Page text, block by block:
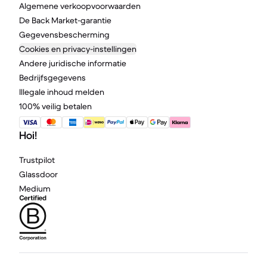
Algemene verkoopvoorwaarden
De Back Market-garantie
Gegevensbescherming
Cookies en privacy-instellingen
Andere juridische informatie
Bedrijfsgegevens
Illegale inhoud melden
100% veilig betalen
Hoi!
Trustpilot
Glassdoor
Medium